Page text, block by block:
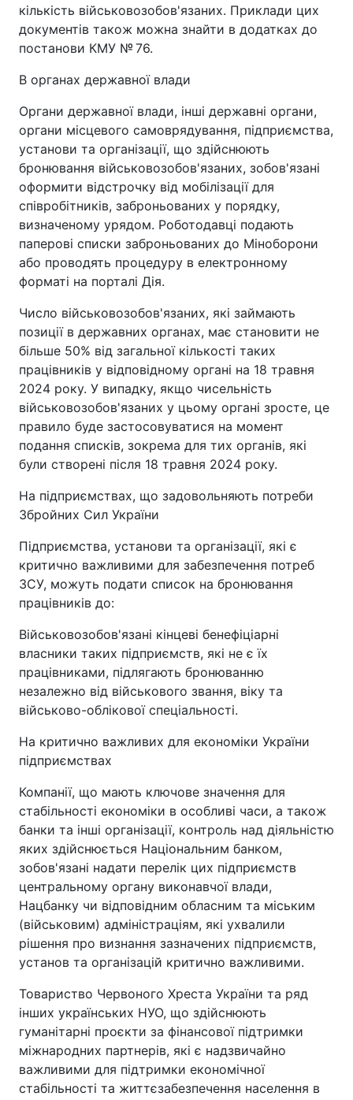
кількість військовозобов'язаних. Приклади цих
документів також можна знайти в додатках до
постанови КМУ № 76.
В органах державної влади
Органи державної влади, інші державні органи,
органи місцевого самоврядування, підприємства,
установи та організації, що здійснюють
бронювання військовозобов'язаних, зобов'язані
оформити відстрочку від мобілізації для
співробітників, заброньованих у порядку,
визначеному урядом. Роботодавці подають
паперові списки заброньованих до Міноборони
або проводять процедуру в електронному
форматі на порталі Дія.
Число військовозобов'язаних, які займають
позиції в державних органах, має становити не
більше 50% від загальної кількості таких
працівників у відповідному органі на 18 травня
2024 року. У випадку, якщо чисельність
військовозобов'язаних у цьому органі зросте, це
правило буде застосовуватися на момент
подання списків, зокрема для тих органів, які
були створені після 18 травня 2024 року.
На підприємствах, що задовольняють потреби
Збройних Сил України
Підприємства, установи та організації, які є
критично важливими для забезпечення потреб
ЗСУ, можуть подати список на бронювання
працівників до:
Військовозобов'язані кінцеві бенефіціарні
власники таких підприємств, які не є їх
працівниками, підлягають бронюванню
незалежно від військового звання, віку та
військово-облікової спеціальності.
На критично важливих для економіки України
підприємствах
Компанії, що мають ключове значення для
стабільності економіки в особливі часи, а також
банки та інші організації, контроль над діяльністю
яких здійснюється Національним банком,
зобов'язані надати перелік цих підприємств
центральному органу виконавчої влади,
Нацбанку чи відповідним обласним та міським
(військовим) адміністраціям, які ухвалили
рішення про визнання зазначених підприємств,
установ та організацій критично важливими.
Товариство Червоного Хреста України та ряд
інших українських НУО, що здійснюють
гуманітарні проєкти за фінансової підтримки
міжнародних партнерів, які є надзвичайно
важливими для підтримки економічної
стабільності та життєзабезпечення населення в